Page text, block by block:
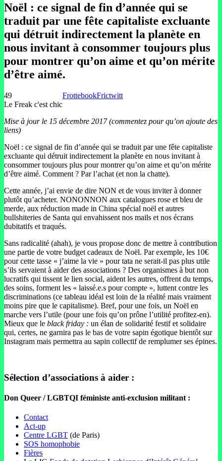
Noël : ce signal de fin d’année qui se
traduit par une fête capitaliste excluante
qui détruit indirectement la planète en
nous invitant à consommer toujours plus
pour montrer qu’on aime et qu’on mérite
d’être aimé.
49
Le Freak c'est chic
FrottebookFrictwitt
Mise à jour le 15 décembre 2017 (commentez pour qu’on ajoute des
liens)
Noël : ce signal de fin d’année qui se traduit par une fête capitaliste
excluante qui détruit indirectement la planète en nous invitant à
consommer toujours plus pour montrer qu’on aime et qu’on mérite
d’être aimé. Comment ? Par l’achat (et non la chatte).
Cette année, j’ai envie de dire NON et de vous inviter à donner
plutôt qu’acheter. NONONNON aux catalogues rose et bleu de
merde, aux réduction made in China spécial noël et autres
bullshiteries de Santa qui envahissent nos mails et nos écrans
dubitatifs et traqués.
Sans radicalité (ahah), je vous propose donc de mettre à contribution
une partie de votre budget cadeaux de Noël. Par exemple, les 10€
pour cette tasse « j’aime la vie » pour tata ne serait-il pas plus utile
s’ils servaient à aider des associations ? Des organismes à but non
lucratifs qui tissent le lien social, aident les autres, offrent du temps,
des soins, forment les « laissé.e.s pour compte », luttent contre les
discriminations (ce tableau idéal est loin de la réalité mais vraiment
moins pire que le capitalisme). Bref, pour une fois, un Noël en
marche vers l’utile (pour une fois qu’on prône l’utilité profitez-en).
Mieux que le black friday : un élan de solidarité festif et solidaire
qui, certes, ne garnira pas le bas de votre sapin égotique bientôt sur
Instagram mais permettra au sapin collectif de remplumer ses épines.
Sélection d’associations à aider :
Don Queer / LGBTQI féministe anti-exclusion militant :
Contact
Act-up
Centre LGBT (de Paris)
SOS homophobie
Fières